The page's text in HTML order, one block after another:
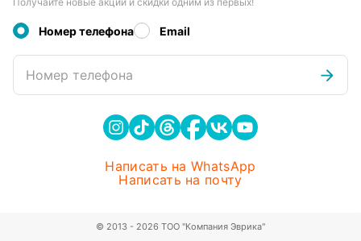
Номер телефона Email
Номер телефона
Написать на WhatsApp
Написать на почту
© 2013 - 2026 ТОО "Компания Эврика"